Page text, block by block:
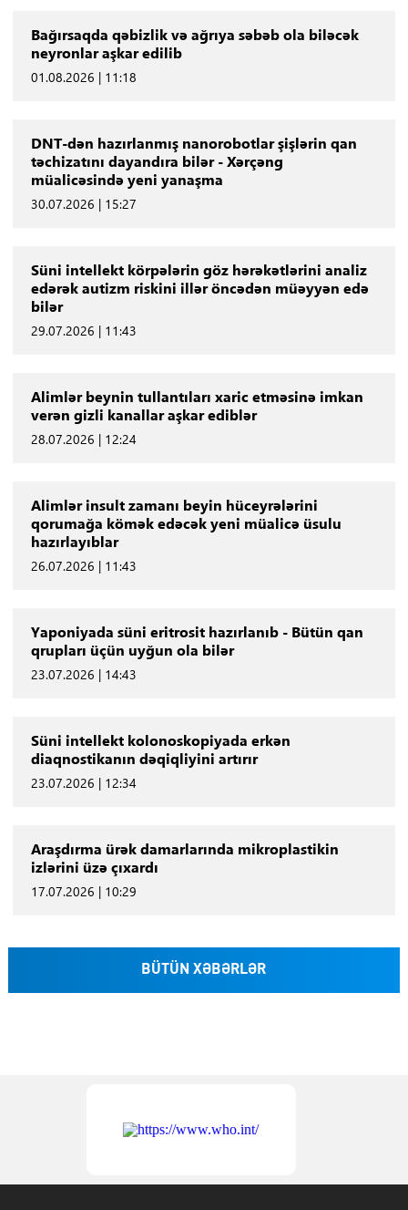
Bağırsaqda qəbizlik və ağrıya səbəb ola biləcək
neyronlar aşkar edilib
01.08.2026 | 11:18
DNT-dən hazırlanmış nanorobotlar şişlərin qan
təchizatını dayandıra bilər - Xərçəng
müalicəsində yeni yanaşma
30.07.2026 | 15:27
Süni intellekt körpələrin göz hərəkətlərini analiz
edərək autizm riskini illər öncədən müəyyən edə
bilər
29.07.2026 | 11:43
Alimlər beynin tullantıları xaric etməsinə imkan
verən gizli kanallar aşkar ediblər
28.07.2026 | 12:24
Alimlər insult zamanı beyin hüceyrələrini
qorumağa kömək edəcək yeni müalicə üsulu
hazırlayıblar
26.07.2026 | 11:43
Yaponiyada süni eritrosit hazırlanıb - Bütün qan
qrupları üçün uyğun ola bilər
23.07.2026 | 14:43
Süni intellekt kolonoskopiyada erkən
diaqnostikanın dəqiqliyini artırır
23.07.2026 | 12:34
Araşdırma ürək damarlarında mikroplastikin
izlərini üzə çıxardı
17.07.2026 | 10:29
BÜTÜN XƏBƏRLƏR